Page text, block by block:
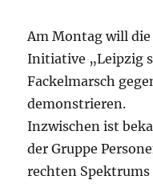
Am Montag will
Initiative „Leipzig
Fackelmarsch
demonstrieren.
Inzwischen ist
der Gruppe
rechten Spektrums